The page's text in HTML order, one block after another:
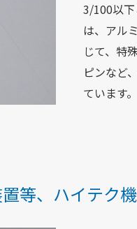
3/100以
は、アル
じて、特
ピンなど
ています
等、ハイテク